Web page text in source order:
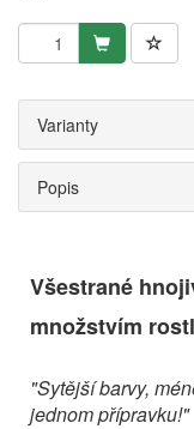
Varianty
Popis
Všestrané
množstvím
"Sytější barvy,
jednom přípravku!"